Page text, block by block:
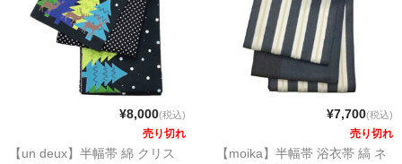
¥8,000(税込)
売り切れ
【un deux】半幅帯 綿 クリス
¥7,700(税込)
売り切れ
【moika】半幅帯 浴衣帯 縞 ネ